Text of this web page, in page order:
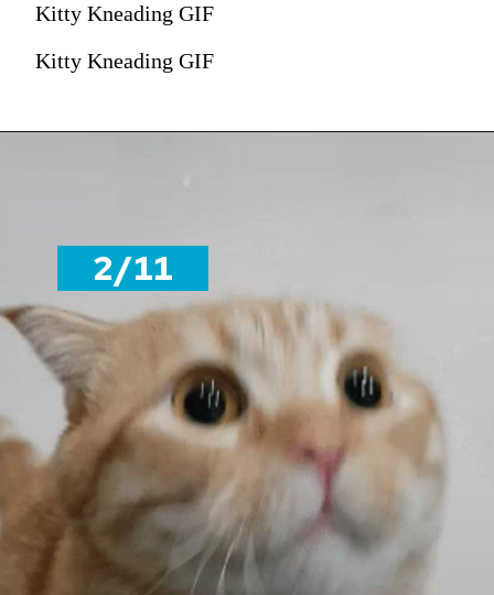
Kitty Kneading GIF
Kitty Kneading GIF
2/11